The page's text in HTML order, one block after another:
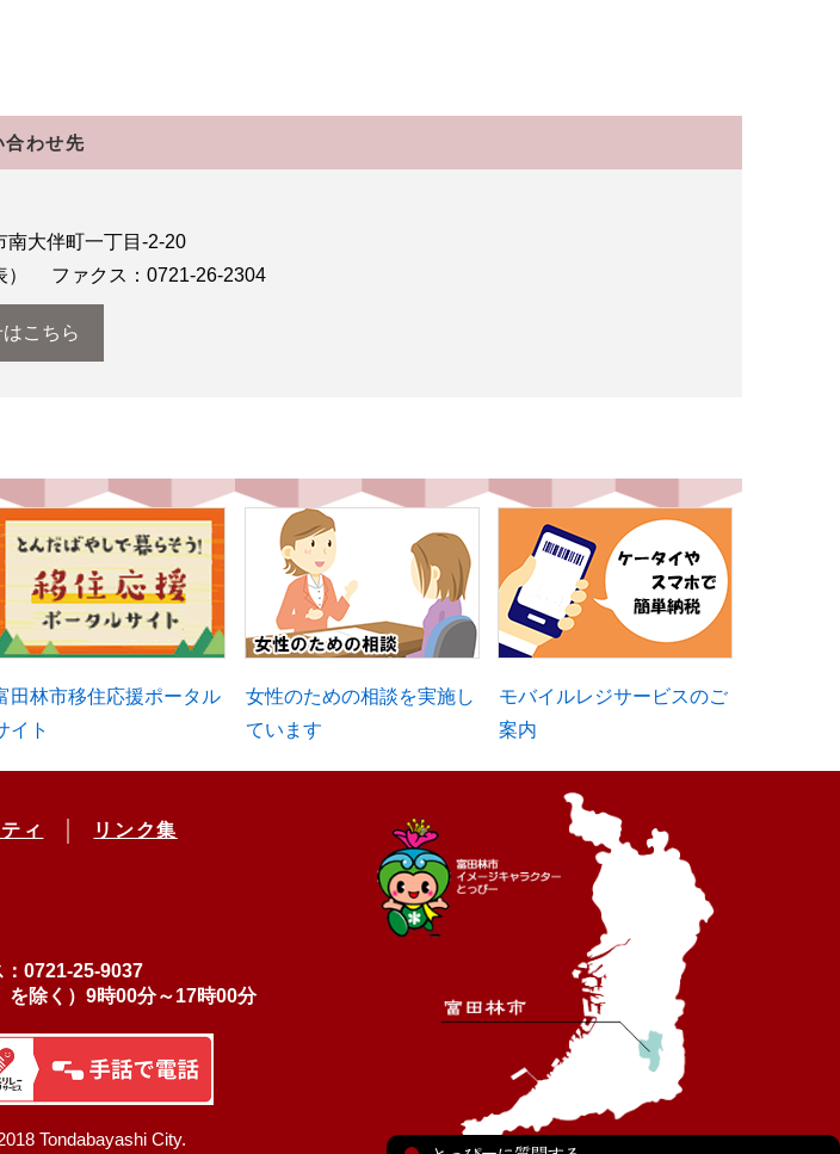
合わせ先
南大伴町一丁目-2-20
） ファクス：0721-26-2304
こちら
田林市移住応援ポータル
イト
女性のための相談を実施し
ています
モバイルレジサービスのご
案内
ィ リンク集
：0721-25-9037
を除く）9時00分～17時00分
Tondabayashi City.